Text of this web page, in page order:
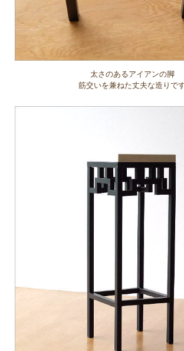
太さのあるアイアンの脚
筋交いを兼ねた丈夫な造りで